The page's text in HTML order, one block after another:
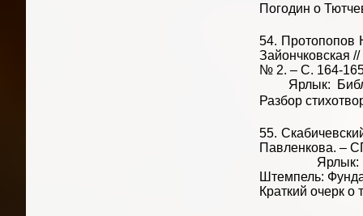
Погодин о
54. Протопопов
Зайончковская
№ 2. – С. 164-165
Ярлык:
Разбор
55.
Павленкова. –
Ярлык:
Штемпель:
Краткий очерк о